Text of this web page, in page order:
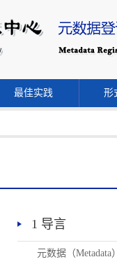
最佳实践 形
1 导言
元数据（